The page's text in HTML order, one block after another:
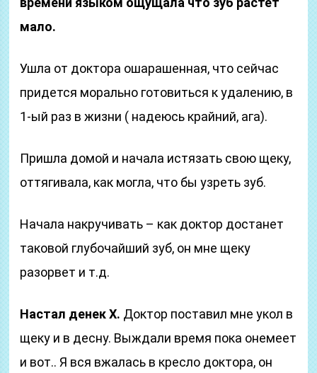
мало.
Ушла от доктора ошарашенная, что сейчас
придется морально готовиться к удалению, в
1-ый раз в жизни ( надеюсь крайний, ага).
Пришла домой и начала истязать свою щеку,
оттягивала, как могла, что бы узреть зуб.
Начала накручивать – как доктор достанет
таковой глубочайший зуб, он мне щеку
разорвет и т.д.
Настал денек Х. Доктор поставил мне укол в
щеку и в десну. Выждали время пока онемеет
и вот.. Я вся вжалась в кресло доктора, он